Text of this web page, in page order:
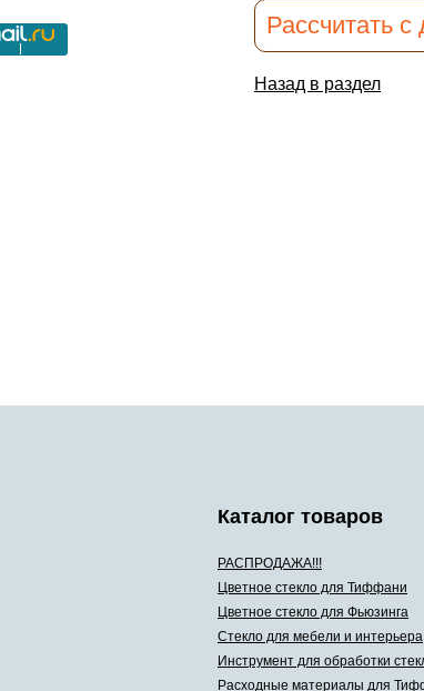
Рассчитать с
Назад в раздел
Каталог товаров
РАСПРОДАЖА!!!
Цветное стекло для Тиффани
Цветное стекло для Фьюзинга
Стекло для мебели и интерьера
Инструмент для обработки
Расходные материалы для